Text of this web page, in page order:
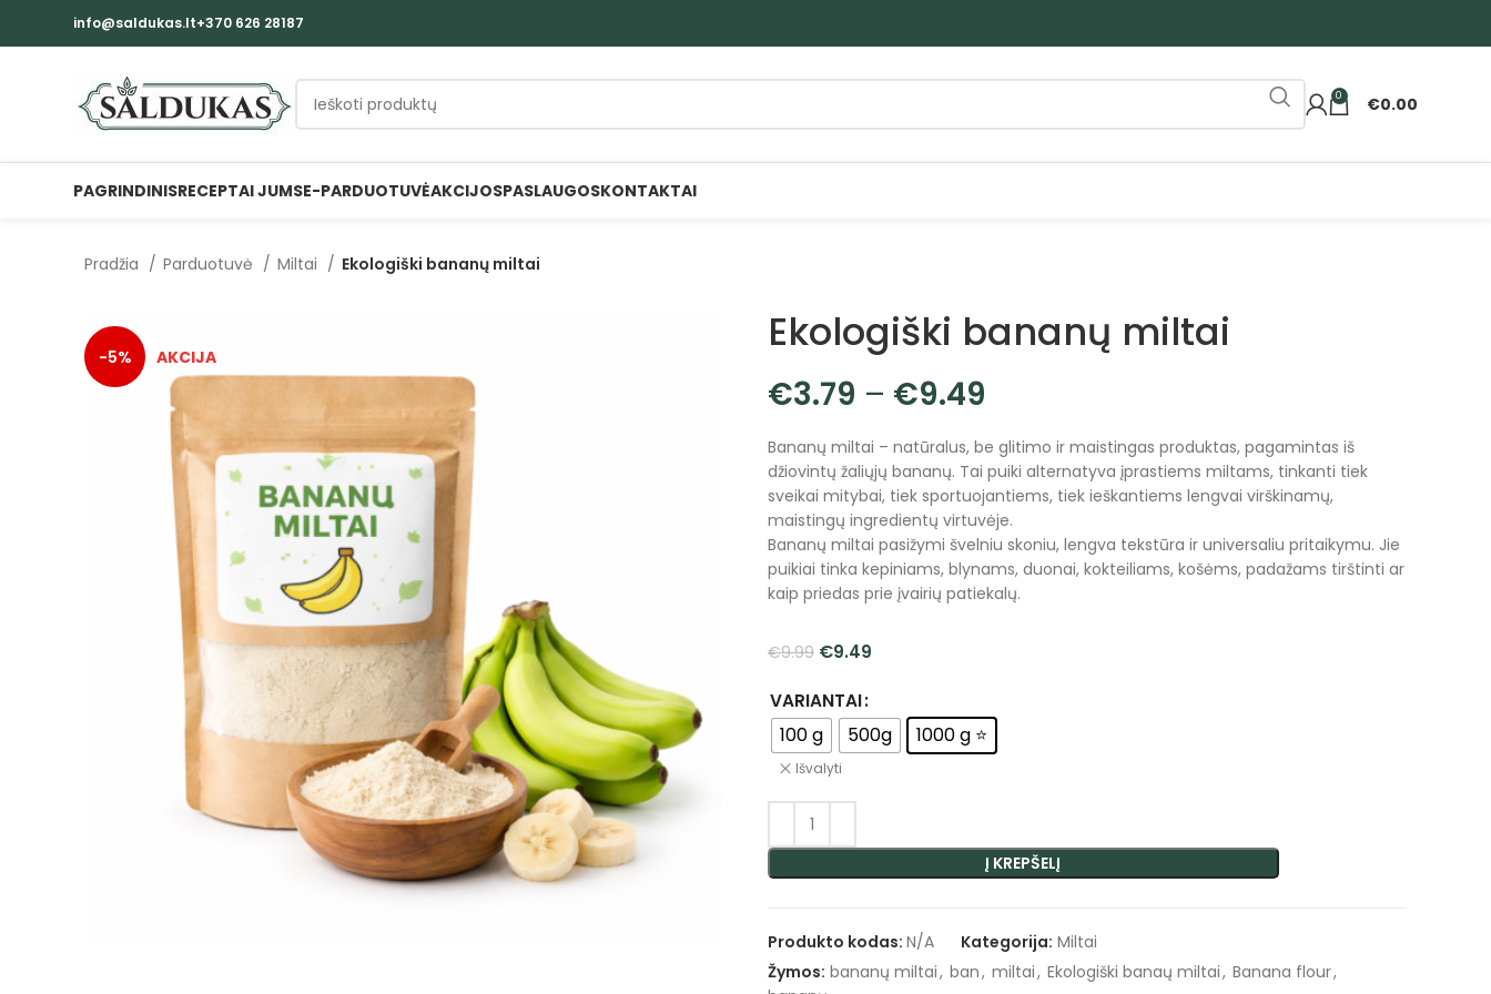
info@saldukas.lt+370 626 28187
0 €0.00
PAGRINDINISRECEPTAI JUMSE-PARDUOTUVĖAKCIJOSPASLAUGOSKONTAKTAI
Pradžia Parduotuvė Miltai Ekologiški bananų miltai
-5% Ekologiški bananų miltai
€3.79 – €9.49
Bananų miltai – natūralus, be glitimo ir maistingas produktas, pagamintas iš
džiovintų žaliųjų bananų. Tai puiki alternatyva įprastiems miltams, tinkanti tiek
sveikai mitybai, tiek sportuojantiems, tiek ieškantiems lengvai virškinamų,
maistingų ingredientų virtuvėje.
Bananų miltai pasižymi švelniu skoniu, lengva tekstūra ir universaliu pritaikymu. Jie
puikiai tinka kepiniams, blynams, duonai, kokteiliams, košėms, padažams tirštinti ar
kaip priedas prie įvairių patiekalų.
€9.99 €9.49
VARIANTAI
100 g 500g 1000 g ⭐
Išvalyti
Į KREPŠELĮ
Produkto kodas: N/A Kategorija: Miltai
Žymos: bananų miltai, ban, miltai, Ekologiški banaų miltai, Banana flour,